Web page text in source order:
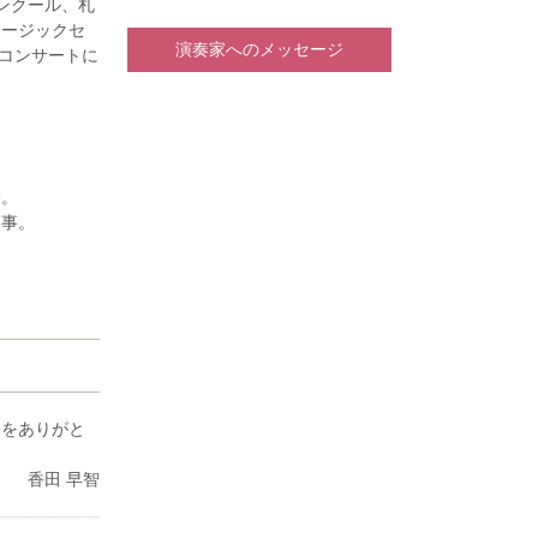
クール、札
ジックセ
ンサートに
ィションを
月にPMF
行う。ロシ
桐朋学園
」所属
内楽など
氏に師
。
ありがと
香田 早智
演奏家へのメッセージ